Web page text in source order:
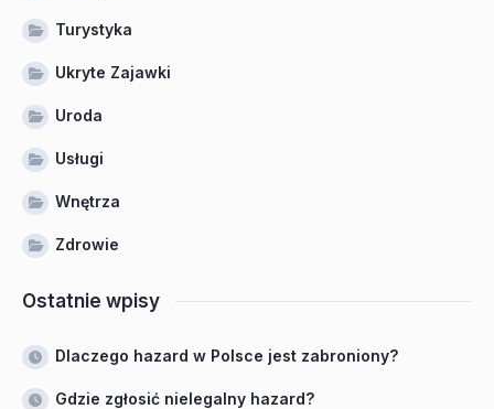
Turystyka
Ukryte Zajawki
Uroda
Usługi
Wnętrza
Zdrowie
Ostatnie wpisy
Dlaczego hazard w Polsce jest zabroniony?
Gdzie zgłosić nielegalny hazard?